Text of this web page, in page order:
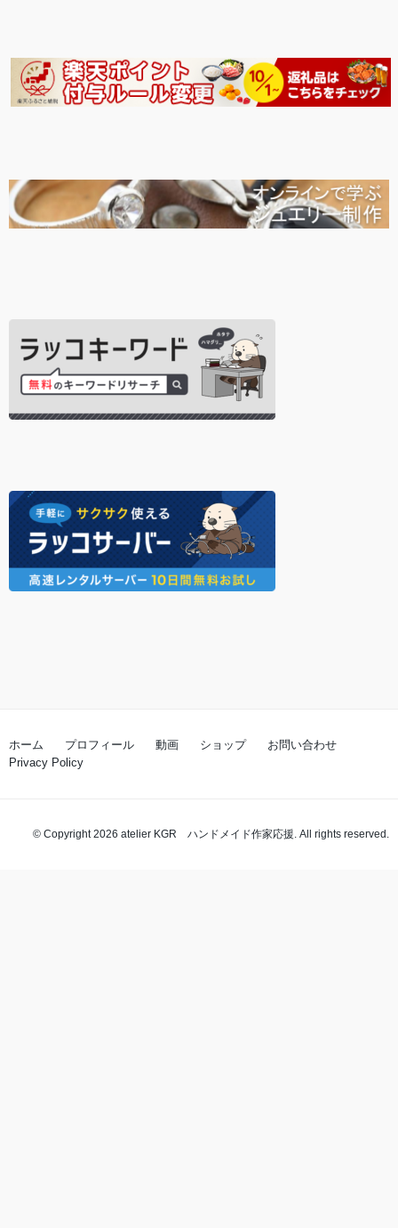
ホーム プロフィール 動画 ショップ
お問い合わせ
Privacy Policy
© Copyright 2026 atelier KGR ハンドメイド作家応援. All rights reserved.